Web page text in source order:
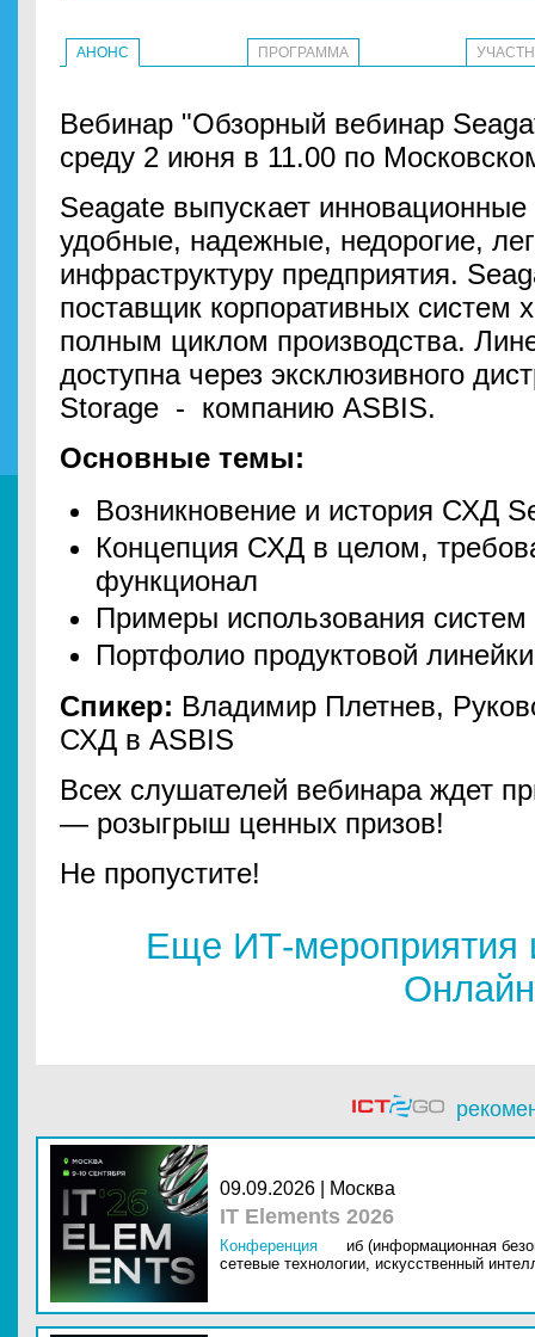
АНОНС ПРОГРАММА
Вебинар "Обзорный вебинар
среду 2 июня в 11.00 по
Seagate выпускает
удобные, надежные, недорогие,
инфраструктуру предприятия.
поставщик корпоративных систем
полным циклом производства.
доступна через эксклюзивного
Storage - компанию ASBIS.
Основные темы:
Возникновение и история СХД
Концепция СХД в целом,
функционал
Примеры использования систем
Портфолио продуктовой
Спикер: Владимир Плетнев,
СХД в ASBIS
Всех слушателей вебинара ждет
— розыгрыш ценных призов!
Не пропустите!
Еще ИТ-мероприятия
Онлайн
09.09.2026 | Москва
IT Elements 2026
Конференция
иб (информационная
сетевые технологии, искусственный